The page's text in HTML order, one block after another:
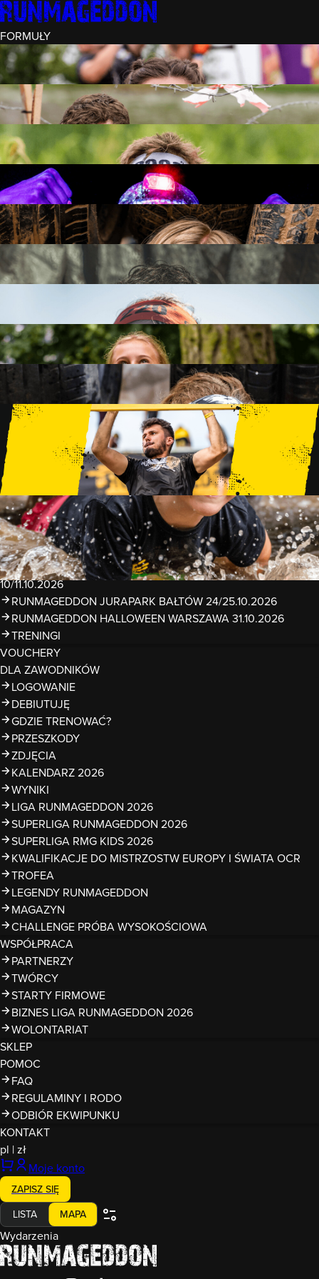
FORMUŁY
INTRO (¼)
15 PRZESZKÓD
3 KM+
REKRUT (½)
30 PRZESZKÓD
6 KM+
RUNMAGEDDON
50 PRZESZKÓD
12 KM+
NOCNY REKRUT (½)
30 PRZESZKÓD
6 KM+
INTRO U-16
15 PRZESZKÓD
3 KM+
RUNMAGEDDON HARDCORE
70 PRZESZKÓD
21 KM+
42 KM+
FAMILY
15 PRZESZKÓD
2 KM+
KIDS
15 PRZESZKÓD
1 KM+
TRENINGI
WYDARZENIA
RUNMAGEDDON LUBLIN ZALEW ZEMBORZYCKI
22/23.08.2026
RUNMAGEDDON ERGO ARENA GDAŃSK/SOPOT
12/13.09.2026
RUNMAGEDDON KIDS: DEMO WARSZAWA 24/26.09.2026
RUNMAGEDDON WROCŁAW KOPALNIA ROLANTOWICE
26/27.09.2026
RUNMAGEDDON WARSZAWA TWIERDZA MODLIN
10/11.10.2026
RUNMAGEDDON JURAPARK BAŁTÓW 24/25.10.2026
RUNMAGEDDON HALLOWEEN WARSZAWA 31.10.2026
TRENINGI
VOUCHERY
DLA ZAWODNIKÓW
LOGOWANIE
DEBIUTUJĘ
GDZIE TRENOWAĆ?
PRZESZKODY
ZDJĘCIA
KALENDARZ 2026
WYNIKI
LIGA RUNMAGEDDON 2026
SUPERLIGA RUNMAGEDDON 2026
SUPERLIGA RMG KIDS 2026
KWALIFIKACJE DO MISTRZOSTW EUROPY I ŚWIATA OCR
TROFEA
LEGENDY RUNMAGEDDON
MAGAZYN
CHALLENGE PRÓBA WYSOKOŚCIOWA
WSPÓŁPRACA
PARTNERZY
TWÓRCY
STARTY FIRMOWE
BIZNES LIGA RUNMAGEDDON 2026
WOLONTARIAT
SKLEP
POMOC
FAQ
REGULAMINY I RODO
ODBIÓR EKWIPUNKU
KONTAKT
pl |zł
Moje konto
ZAPISZ SIĘ
LISTA
MAPA
Wydarzenia